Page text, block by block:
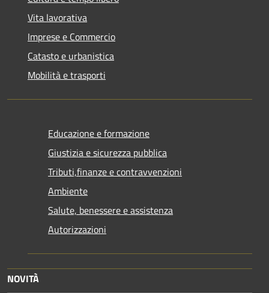
Vita lavorativa
Imprese e Commercio
Catasto e urbanistica
Mobilità e trasporti
Educazione e formazione
Giustizia e sicurezza pubblica
Tributi,finanze e contravvenzioni
Ambiente
Salute, benessere e assistenza
Autorizzazioni
NOVITÀ